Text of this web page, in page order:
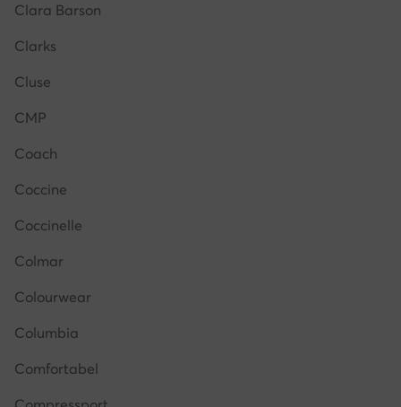
Clara Barson
Clarks
Cluse
CMP
Coach
Coccine
Coccinelle
Colmar
Colourwear
Columbia
Comfortabel